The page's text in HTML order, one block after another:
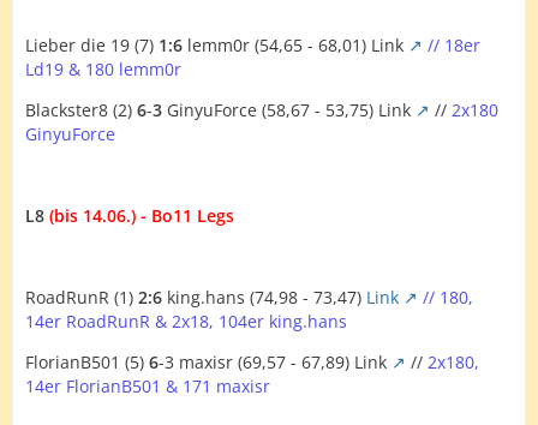
Lieber die 19 (7) 1:6 lemm0r (54,65 - 68,01) Link
// 18er
Ld19 & 180 lemm0r
Blackster8 (2) 6-3 GinyuForce (58,67 - 53,75) Link // 2x180
GinyuForce
L8 (bis 14.06.) - Bo11 Legs
RoadRunR (1) 2:6 king.hans (74,98 - 73,47) Link
// 180,
14er RoadRunR & 2x18, 104er king.hans
FlorianB501 (5) 6-3 maxisr (69,57 - 67,89) Link // 2x180,
14er FlorianB501 & 171 maxisr